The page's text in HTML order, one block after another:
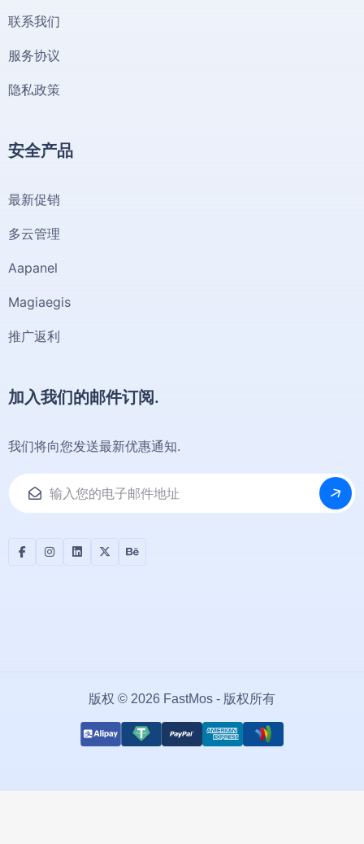
联系我们
服务协议
隐私政策
安全产品
最新促销
多云管理
Aapanel
Magiaegis
推广返利
加入我们的邮件订阅.
我们将向您发送最新优惠通知.
版权 © 2026 FastMos - 版权所有